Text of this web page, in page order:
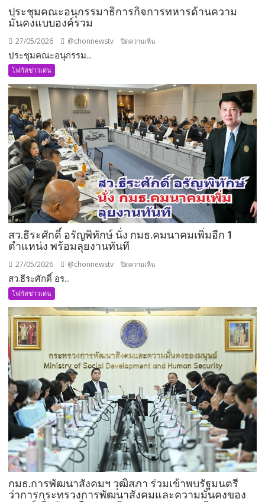
ประชุมคณะอนุกรรมาธิการกิจการทหารด้านความ
มั่นคงแบบองค์รวม
27/05/2026 @chonnewstv ปิดความเห็น
กรรมาธิการ
กิจการ
ทหาร
ด้าน
ความ
มั่นคง
แบบ
องค์
รวม
ประชุมคณะอนุกรรม...
โฟกัสข่าวเด่น
สว.ธีระศักดิ์ อรัญพิทักษ์ นั่ง กมธ.คมนาคมเพิ่มอีก 1
ตำแหน่ง พร้อมลุยงานทันที
27/05/2026 @chonnewstv ปิดความเห็น
อรัญ
กมธ.คมนาคม
เพิ่ม
1
ตำแหน่ง
พร้อม
ลุย
งาน
ทันที
สว.ธีระศักดิ์ อร...
โฟกัสข่าวเด่น
กมธ.การพัฒนาสังคมฯ วุฒิสภา ร่วมเข้าพบรัฐมนตรี
ว่าการกระทรวงการพัฒนาสังคมและความมั่นคงของ